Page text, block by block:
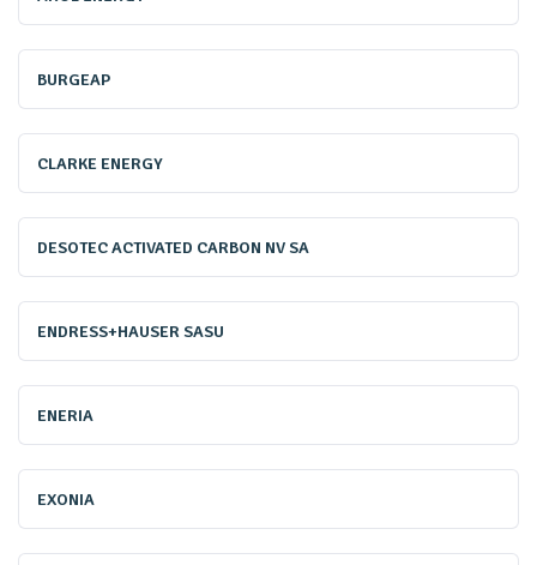
Si cette première directive a permis une amélioration de la
qualité des milieux aquatiques, elle s'est toutefois révélée
les années 1990, comme la réduction des micropolluants
rejetés dans l'environnement, la limitation des rejets
d’eaux usées par temps de pluie, ou encore la prise en
compte du dérèglement climatique. La Commission
européenne, déjà à l’initiative du texte initial, a ainsi
engagé une révision dès 2022, aboutissant à l’adoption de
jusqu’au 31 juillet 2027 pour la transposer afin qu’elle soit
pleinement effective.
BURGEAP
CLARKE ENERGY
DESOTEC ACTIVATED CARBON NV SA
ENDRESS+HAUSER SASU
ENERIA
EXONIA